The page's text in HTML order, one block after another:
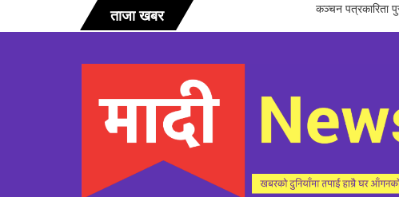
ताजा खबर सञ्चारिका समूह